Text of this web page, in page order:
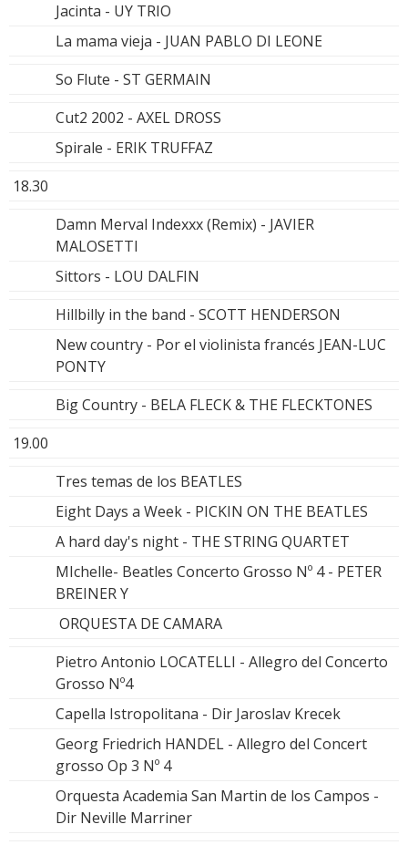
Jacinta - UY TRIO
La mama vieja - JUAN PABLO DI LEONE
So Flute - ST GERMAIN
Cut2 2002 - AXEL DROSS
Spirale - ERIK TRUFFAZ
18.30
Damn Merval Indexxx (Remix) - JAVIER
MALOSETTI
Sittors - LOU DALFIN
Hillbilly in the band - SCOTT HENDERSON
New country - Por el violinista francés JEAN-LUC
PONTY
Big Country - BELA FLECK & THE FLECKTONES
19.00
Tres temas de los BEATLES
Eight Days a Week - PICKIN ON THE BEATLES
A hard day's night - THE STRING QUARTET
MIchelle- Beatles Concerto Grosso Nº 4 - PETER
BREINER Y
ORQUESTA DE CAMARA
Pietro Antonio LOCATELLI - Allegro del Concerto
Grosso Nº4
Capella Istropolitana - Dir Jaroslav Krecek
Georg Friedrich HANDEL - Allegro del Concert
grosso Op 3 Nº 4
Orquesta Academia San Martin de los Campos -
Dir Neville Marriner